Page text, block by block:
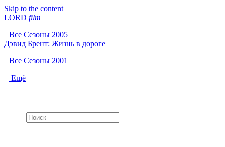
Skip to the content
LORD film
Все Сезоны 2005
Дэвид Брент: Жизнь в дороге
Все Сезоны 2001
Ещё